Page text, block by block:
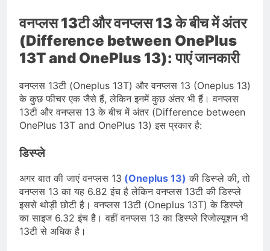
वनप्लस 13टी और वनप्लस 13 के बीच में अंतर
(Difference between OnePlus
13T and OnePlus 13): पाएं जानकारी
वनप्लस 13टी (Oneplus 13T) और वनप्लस 13 (Oneplus 13)
के कुछ फीचर एक जैसे हैं, लेकिन इनमें कुछ अंतर भी हैं। वनप्लस
13टी और वनप्लस 13 के बीच में अंतर (Difference between
OnePlus 13T and OnePlus 13) इस प्रकार है:
डिस्प्ले
अगर बात की जाएं वनप्लस 13 (Oneplus 13) की डिस्प्ले की, तो
वनप्लस 13 का यह 6.82 इंच है लेकिन वनप्लस 13टी की डिस्प्ले
इससे थोड़ी छोटी है। वनप्लस 13टी (Oneplus 13T) के डिस्प्ले
का साइज 6.32 इंच है। वहीं वनप्लस 13 का डिस्प्ले रिजोल्यूशन भी
13टी से अधिक है।